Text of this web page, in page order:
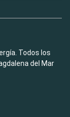
Todos los
del Mar